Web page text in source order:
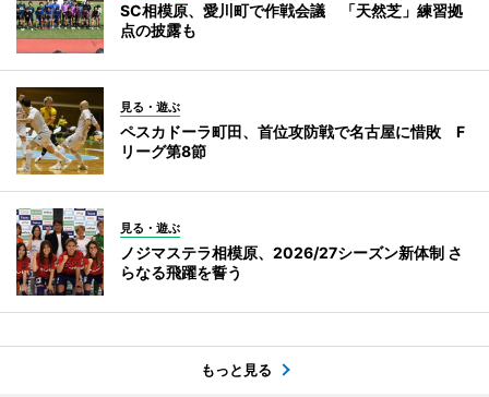
SC相模原、愛川町で作戦会議 「天然芝」練習拠
点の披露も
見る・遊ぶ
ペスカドーラ町田、首位攻防戦で名古屋に惜敗 F
リーグ第8節
見る・遊ぶ
ノジマステラ相模原、2026/27シーズン新体制 さ
らなる飛躍を誓う
もっと見る